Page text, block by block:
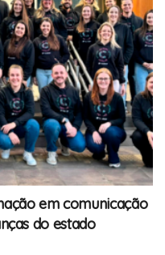
em comunicação
do estado